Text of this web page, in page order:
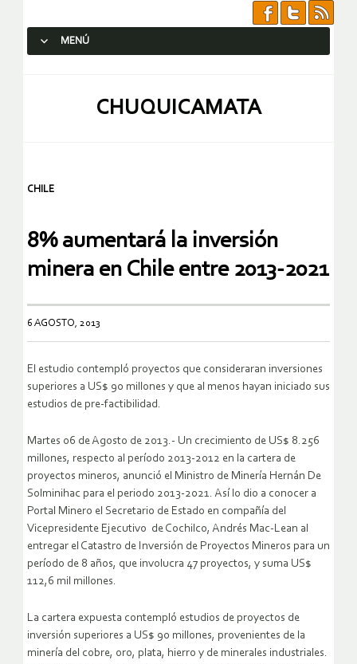
MENÚ
CHUQUICAMATA
CHILE
8% aumentará la inversión
minera en Chile entre 2013-2021
6 AGOSTO, 2013
El estudio contempló proyectos que consideraran inversiones
superiores a US$ 90 millones y que al menos hayan iniciado sus
estudios de pre-factibilidad.
Martes 06 de Agosto de 2013.- Un crecimiento de US$ 8.256
millones, respecto al período 2013-2012 en la cartera de
proyectos mineros, anunció el Ministro de Minería Hernán De
Solminihac para el periodo 2013-2021. Así lo dio a conocer a
Portal Minero el Secretario de Estado en compañía del
Vicepresidente Ejecutivo de Cochilco, Andrés Mac-Lean al
entregar el Catastro de Inversión de Proyectos Mineros para un
período de 8 años, que involucra 47 proyectos, y suma US$
112,6 mil millones.
La cartera expuesta contempló estudios de proyectos de
inversión superiores a US$ 90 millones, provenientes de la
minería del cobre, oro, plata, hierro y de minerales industriales.